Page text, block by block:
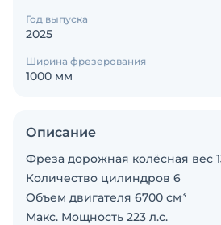
Год выпуска
2025
Ширина фрезерования
1000 мм
Описание
Фреза дорожная колёсная вес
Количество цилиндров 6
Объем двигателя 6700 см³
Макс. Мощность 223 л.с.